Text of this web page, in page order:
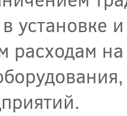
установке
расходам